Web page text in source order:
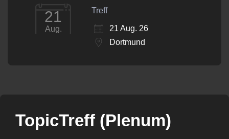
TopicTreff (Plenum)
21
Aug.
Treff
21 Aug. 26
Dortmund